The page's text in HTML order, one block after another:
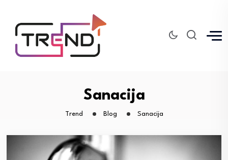
Sanacija
Trend Blog Sanacija